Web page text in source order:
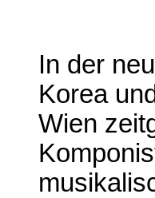
In der
Korea
Wien